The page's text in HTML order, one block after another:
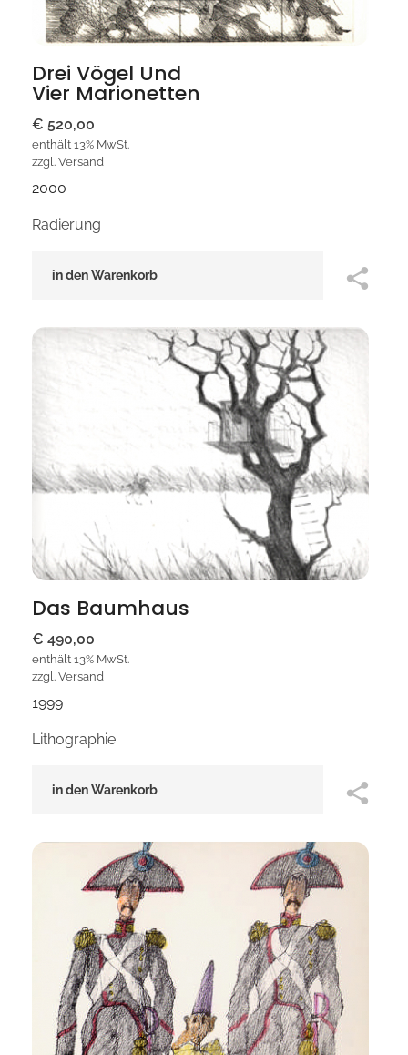
Drei Vögel Und
Vier Marionetten
€ 520,00
enthält 13% MwSt.
zzgl. Versand
2000
Radierung
in den Warenkorb
Das Baumhaus
€ 490,00
enthält 13% MwSt.
zzgl. Versand
1999
Lithographie
in den Warenkorb